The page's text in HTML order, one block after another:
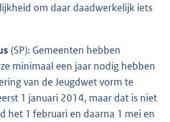
om daar daadwerkelijk iets
(SP): Gemeenten hebben
minimaal een jaar nodig hebben
van de Jeugdwet vorm te
1 januari 2014, maar dat is niet
het 1 februari en daarna 1 mei en